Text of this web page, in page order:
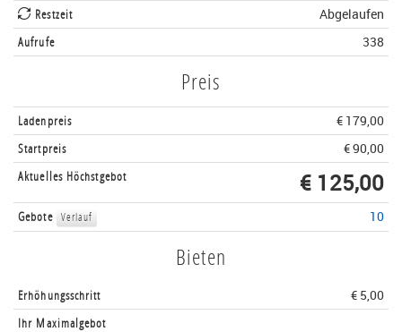
Restzeit
Abgelaufen
Aufrufe
338
Preis
Ladenpreis
€ 179,00
Startpreis
€ 90,00
Aktuelles Höchstgebot
€ 125,00
Gebote Verlauf 10
Bieten
Erhöhungsschritt
€ 5,00
Ihr Maximalgebot